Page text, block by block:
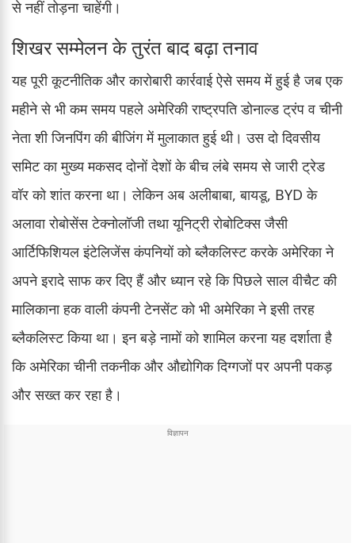
से नहीं तोड़ना चाहेंगी।
शिखर सम्मेलन के तुरंत बाद बढ़ा तनाव
यह पूरी कूटनीतिक और कारोबारी कार्रवाई ऐसे समय में हुई है जब एक
महीने से भी कम समय पहले अमेरिकी राष्ट्रपति डोनाल्ड ट्रंप व चीनी
नेता शी जिनपिंग की बीजिंग में मुलाकात हुई थी। उस दो दिवसीय
समिट का मुख्य मकसद दोनों देशों के बीच लंबे समय से जारी ट्रेड
वॉर को शांत करना था। लेकिन अब अलीबाबा, बायडू, BYD के
अलावा रोबोसेंस टेक्नोलॉजी तथा यूनिट्री रोबोटिक्स जैसी
आर्टिफिशियल इंटेलिजेंस कंपनियों को ब्लैकलिस्ट करके अमेरिका ने
अपने इरादे साफ कर दिए हैं और ध्यान रहे कि पिछले साल वीचैट की
मालिकाना हक वाली कंपनी टेनसेंट को भी अमेरिका ने इसी तरह
ब्लैकलिस्ट किया था। इन बड़े नामों को शामिल करना यह दर्शाता है
कि अमेरिका चीनी तकनीक और औद्योगिक दिग्गजों पर अपनी पकड़
और सख्त कर रहा है।